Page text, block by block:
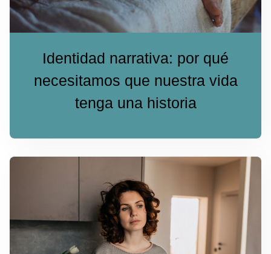
Identidad narrativa: por qué
necesitamos que nuestra vida
tenga una historia